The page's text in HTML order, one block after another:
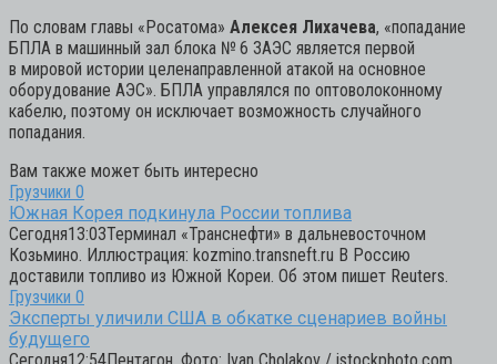
По словам главы «Росатома» Алексея Лихачева, «попадание
БПЛА в машинный зал блока № 6 ЗАЭС является первой
в мировой истории целенаправленной атакой на основное
оборудование АЭС». БПЛА управлялся по оптоволоконному
кабелю, поэтому он исключает возможность случайного
попадания.
Вам также может быть интересно
Грузчики 0
Южная Корея подкинула России топлива
Сегодня13:03Терминал «Транснефти» в дальневосточном
Козьмино. Иллюстрация: kozmino.transneft.ru В Россию
доставили топливо из Южной Кореи. Об этом пишет Reuters.
Грузчики 0
Эксперты уличили США в обкатке сценариев войны
будущего